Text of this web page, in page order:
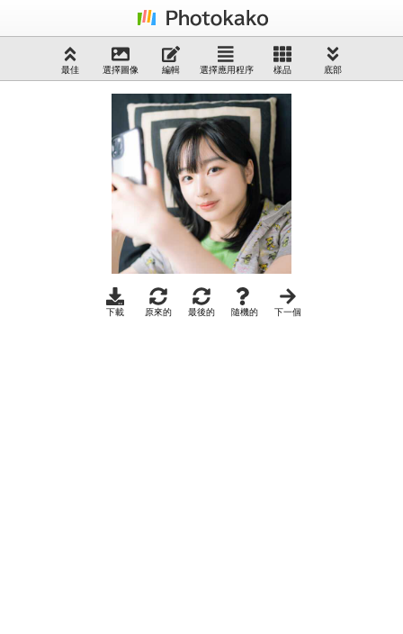
最佳 選擇圖像 編輯 選擇應用程序 樣品 底部
下載 原來的 最後的 隨機的 下一個